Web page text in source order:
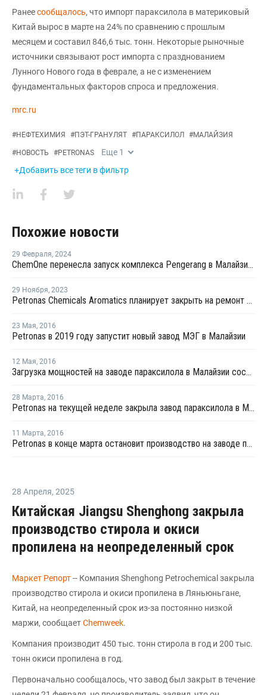
Ранеесообщалось, что импорт параксилола в материковый
Китай вырос в марте на 24% по сравнению с прошлым
месяцем и составил 846,6 тыс. тонн. Некоторые рыночные
источники связывают рост импорта с празднованием
Лунного Нового года в феврале, а не с изменением
фундаментальных факторов спроса и предложения.
mrc.ru
#НЕФТЕХИМИЯ #ПЭТ-ГРАНУЛЯТ #ПАРАКСИЛОЛ #МАЛАЙЗИЯ
#НОВОСТЬ #PETRONAS Еще 1
+Добавить все теги в фильтр
Похожие новости
29 Февраля, 2024
ChemOne перенесла запуск комплекса Pengerang в Малайзии на 2027 год
29 Ноября, 2023
Petronas Chemicals Aromatics планирует закрыть на ремонт производство параксилола в Картехе
23 Мая, 2016
Petronas в 2019 году запустит новый завод МЭГ в Малайзии
12 Мая, 2016
Загрузка мощностей на заводе параксилола в Малайзии составляет 85% после перезапуска
28 Марта, 2016
Petronas на текущей неделе закрыла завод параксилола в Малайзии на профилактику
11 Марта, 2016
Petronas в конце марта остановит производство на заводе параксилола в Малайзии
28 Апреля, 2025
Китайская Jiangsu Shenghong закрыла
производство стирола и окиси
пропилена на неопределенный срок
Маркет Репорт-- Компания Shenghong Petrochemical закрыла
производство стирола и окиси пропилена в Ляньюньгане,
Китай, на неопределенный срок из-за постоянно низкой
маржи, сообщаетChemweek.
Компания производит 450 тыс. тонн стирола в год и 200 тыс.
тонн окиси пропилена в год.
Первоначально сообщалось, что завод был закрыт в течение